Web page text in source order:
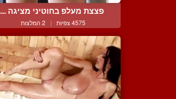
פצצת מעלפ בחוטיני מציגה ...
4575 צפיות | 2 המלצות